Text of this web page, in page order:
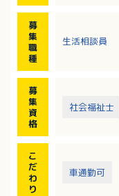
・書類作成、
募
集
職
種
生活相談員
募
集
資
格
社会福祉士
こ
だ
わ
り
車通勤可